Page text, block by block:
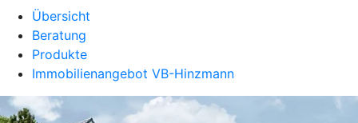
Übersicht
Beratung
Produkte
Immobilienangebot VB-Hinzmann